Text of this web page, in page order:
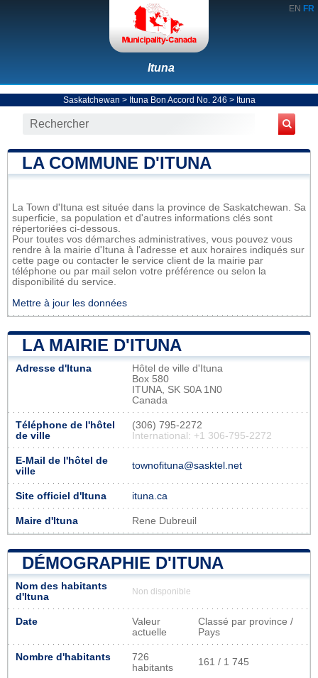
EN FR
Ituna
Saskatchewan > Ituna Bon Accord No. 246 > Ituna
LA COMMUNE D'ITUNA
La Town d'Ituna est située dans la province de Saskatchewan. Sa
superficie, sa population et d'autres informations clés sont
répertoriées ci-dessous.
Pour toutes vos démarches administratives, vous pouvez vous
rendre à la mairie d'Ituna à l'adresse et aux horaires indiqués sur
cette page ou contacter le service client de la mairie par
téléphone ou par mail selon votre préférence ou selon la
disponibilité du service.
Mettre à jour les données
LA MAIRIE D'ITUNA
Adresse d'Ituna
Hôtel de ville d'Ituna
Box 580
ITUNA, SK S0A 1N0
Canada
Téléphone de l'hôtel
de ville
(306) 795-2272
International: +1 306-795-2272
E-Mail de l'hôtel de
ville
townofituna@sasktel.net
Site officiel d'Ituna ituna.ca
Maire d'Ituna Rene Dubreuil
DÉMOGRAPHIE D'ITUNA
Nom des habitants
d'Ituna
Non disponible
Date
Valeur
actuelle
Classé par province /
Pays
Nombre d'habitants
726
habitants
161 / 1 745